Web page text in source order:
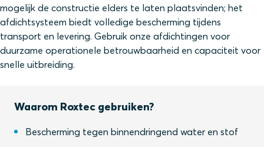
mogelijk de constructie elders te laten plaatsvinden; het
afdichtsysteem biedt volledige bescherming tijdens
transport en levering. Gebruik onze afdichtingen voor
duurzame operationele betrouwbaarheid en capaciteit voor
snelle uitbreiding.
Waarom Roxtec gebruiken?
Bescherming tegen binnendringend water en stof